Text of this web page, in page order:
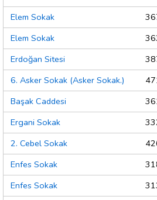
Elem Sokak
Elem Sokak
Erdoğan Sitesi
6. Asker Sokak (Asker Sokak.)
Başak Caddesi
Ergani Sokak
2. Cebel Sokak
Enfes Sokak
Enfes Sokak